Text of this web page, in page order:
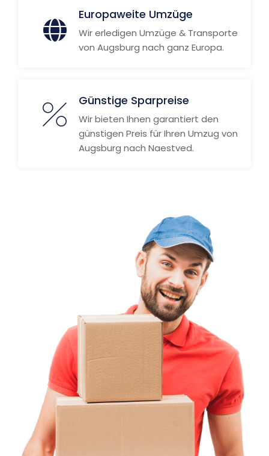
Europaweite Umzüge
Wir erledigen Umzüge & Transporte
von Augsburg nach ganz Europa.
Günstige Sparpreise
Wir bieten Ihnen garantiert den
günstigen Preis für Ihren Umzug von
Augsburg nach Naestved.